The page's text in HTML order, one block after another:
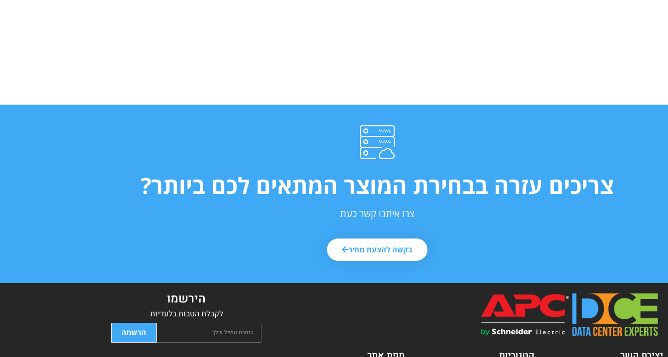
צריכים עזרה בבחירת המוצר המתאים לכם ביותר?
צרו איתנו קשר כעת
בקשה להצעת מחיר
הירשמו
לקבלת הטבות בלעדיות
הרשמה